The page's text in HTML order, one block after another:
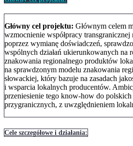
Główny cel projektu: Głównym celem
wzmocnienie współpracy transgranicznej
poprzez wymianę doświadczeń,
wspólnych działań ukierunkowanych na
znakowania regionalnego produktów
na sprawdzonym modelu znakowania
słowackiej, który bazuje na zasadach
i wsparcia lokalnych producentów.
przeniesienie tego know-how do
przygranicznych, z uwzględnieniem
Cele szczegółowe i działania: